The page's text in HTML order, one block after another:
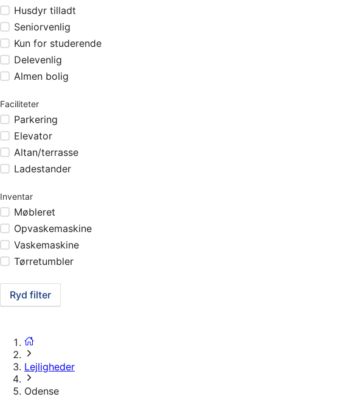
Husdyr tilladt
Seniorvenlig
Kun for studerende
Delevenlig
Almen bolig
Faciliteter
Parkering
Elevator
Altan/terrasse
Ladestander
Inventar
Møbleret
Opvaskemaskine
Vaskemaskine
Tørretumbler
Ryd filter
Lejligheder
Odense